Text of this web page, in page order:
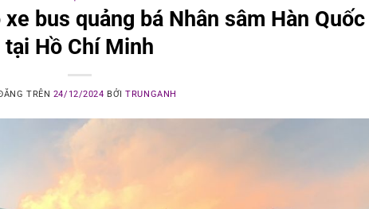
bus quảng bá Nhân sâm Hàn Quốc
tại Hồ Chí Minh
TRÊN 24/12/2024 BỞITRUNGANH